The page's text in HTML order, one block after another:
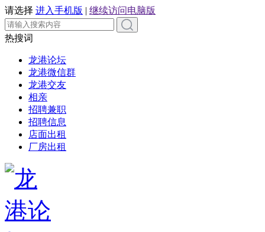
请选择 进入手机版 | 继续访问电脑版
热搜词
龙港论坛
龙港微信群
龙港交友
相亲
招聘兼职
招聘信息
店面出租
厂房出租